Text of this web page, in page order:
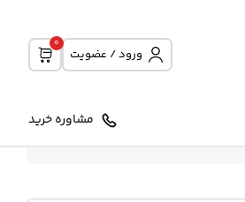
ورود / عضویت
0
مشاوره خرید